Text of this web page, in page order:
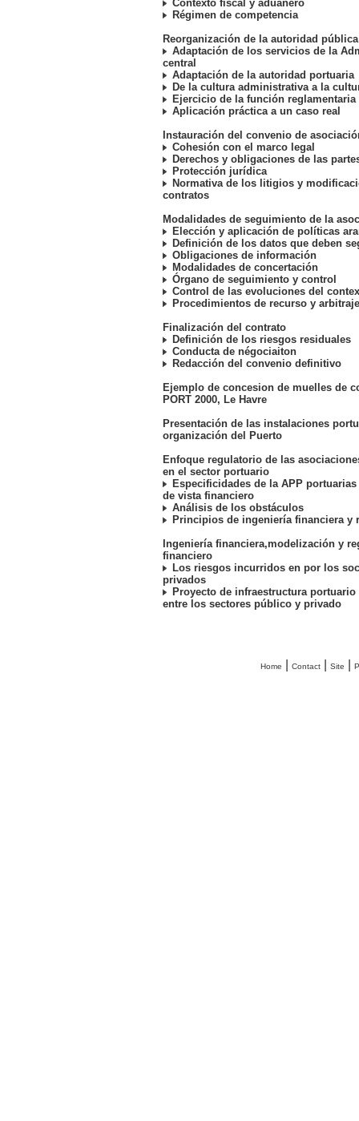
Contexto fiscal y aduanero
Régimen de competencia
Reorganización de la autoridad pública
Adaptación de los servicios de la
central
Adaptación de la autoridad portuaria
De la cultura administrativa a la
Ejercicio de la función reglamentaria
Aplicación práctica a un caso real
Instauración del convenio de
Cohesión con el marco legal
Derechos y obligaciones de las
Protección jurídica
Normativa de los litigios y
contratos
Modalidades de seguimiento de la
Elección y aplicación de políticas
Definición de los datos que deben
Obligaciones de información
Modalidades de concertación
Órgano de seguimiento y control
Control de las evoluciones del
Procedimientos de recurso y arbitraje
Finalización del contrato
Definición de los riesgos residuales
Conducta de négociaiton
Redacción del convenio definitivo
Ejemplo de concesion de muelles de
PORT 2000, Le Havre
Presentación de las instalaciones
organización del Puerto
Enfoque regulatorio de las
en el sector portuario
Especificidades de la APP
de vista financiero
Análisis de los obstáculos
Principios de ingeniería financiera y
Ingeniería financiera,modelización y
financiero
Los riesgos incurridos en por los
privados
Proyecto de infraestructura
entre los sectores público y privado
Home Contact| Site